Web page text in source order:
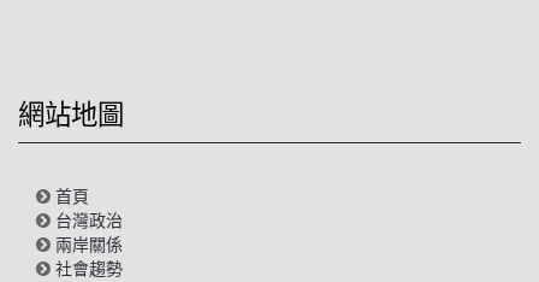
網站地圖
首頁
台灣政治
兩岸關係
社會趨勢